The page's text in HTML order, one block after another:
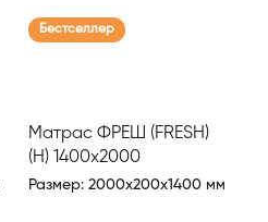
Бестселлер
Матрас ФРЕШ (FRESH)
(Н) 1400х2000
Размер: 2000x200x1400 мм